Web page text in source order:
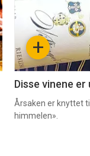
nå
3 +
Disse vinene
Årsaken er knyttet
himmelen».